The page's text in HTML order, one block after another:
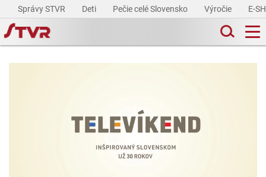
Správy STVR Deti Pečie celé Slovensko Výročie E-